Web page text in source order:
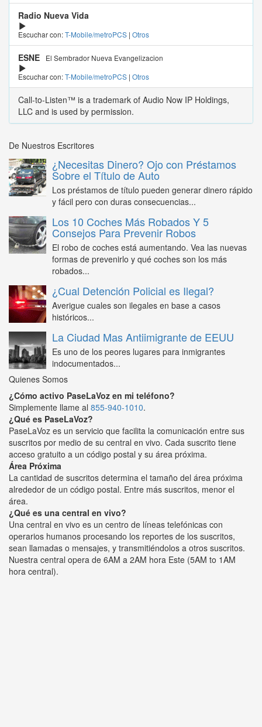
Radio Nueva Vida
Escuchar con:T-Mobile/metroPCS | Otros
ESNE
El Sembrador Nueva Evangelizacion
Escuchar con:T-Mobile/metroPCS | Otros
Call-to-Listen™ is a trademark of Audio Now IP Holdings,
LLC and is used by permission.
De Nuestros Escritores
¿Necesitas Dinero? Ojo con Préstamos
Sobre el Título de Auto
Los préstamos de título pueden generar dinero rápido
y fácil pero con duras consecuencias...
Los 10 Coches Más Robados Y 5
Consejos Para Prevenir Robos
El robo de coches está aumentando. Vea las nuevas
formas de prevenirlo y qué coches son los más
robados...
¿Cual Detención Policial es Ilegal?
Averigue cuales son ilegales en base a casos
históricos...
La Ciudad Mas Antiimigrante de EEUU
Es uno de los peores lugares para inmigrantes
indocumentados...
Quienes Somos
¿Cómo activo PaseLaVoz en mi teléfono?
Simplemente llame al 855-940-1010.
¿Qué es PaseLaVoz?
PaseLaVoz es un servicio que facilita la comunicación entre sus
suscritos por medio de su central en vivo. Cada suscrito tiene
acceso gratuito a un código postal y su área próxima.
Área Próxima
La cantidad de suscritos determina el tamaño del área próxima
alrededor de un código postal. Entre más suscritos, menor el
área.
¿Qué es una central en vivo?
Una central en vivo es un centro de líneas telefónicas con
operarios humanos procesando los reportes de los suscritos,
sean llamadas o mensajes, y transmitiéndolos a otros suscritos.
Nuestra central opera de 6AM a 2AM hora Este (5AM to 1AM
hora central).